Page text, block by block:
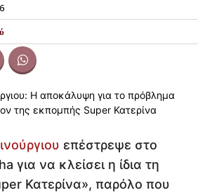
επέστρεψε στο
για να κλείσει η ίδια τη
Κατερίνα», παρόλο που